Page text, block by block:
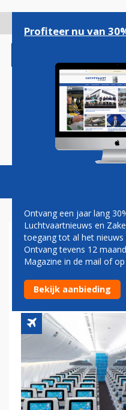
gaan
Magazine
STOEL BIJ
TICKET NIET
GRATIS
Profiteer nu van
Ontvang een jaar lang
Luchtvaartnieuws en
toegang tot al het nieuws
Ontvang tevens 12
Magazine in de mail of
Bekijk aanbieding